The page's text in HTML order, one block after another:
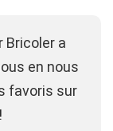
Bricoler a
en nous
favoris sur